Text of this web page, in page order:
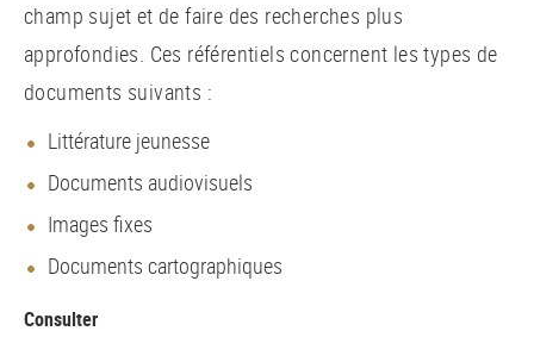
champ sujet et de faire des recherches plus
approfondies. Ces référentiels concernent les types de
documents suivants :
Littérature jeunesse
Documents audiovisuels
Images fixes
Documents cartographiques
Consulter